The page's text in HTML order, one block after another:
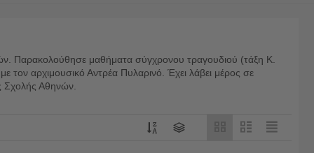
Παρακολούθησε μαθήματα σύγχρονου τραγουδιού (τάξη Κ.
αρχιμουσικό Αντρέα Πυλαρινό. Έχει λάβει μέρος σε
Σχολής Αθηνών.